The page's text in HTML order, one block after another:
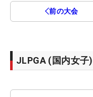
前の大会
JLPGA (国内女子